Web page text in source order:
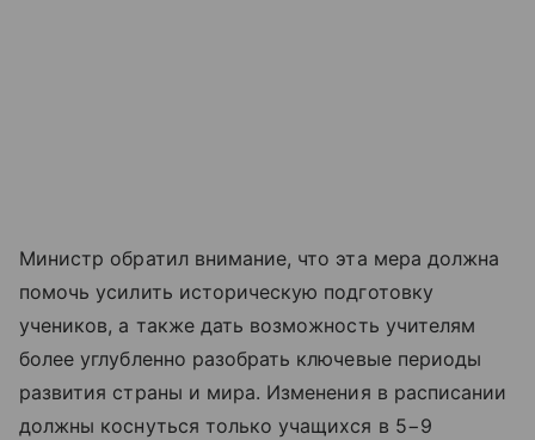
Министр обратил внимание, что эта мера должна
помочь усилить историческую подготовку
учеников, а также дать возможность учителям
более углубленно разобрать ключевые периоды
развития страны и мира. Изменения в расписании
должны коснуться только учащихся в 5−9